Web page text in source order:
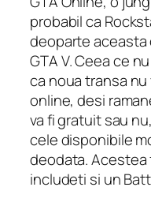
probabil ca
deoparte aceasta
GTA V. Ceea ce
ca noua transa nu
online, desi
va fi gratuit sau
cele disponibile
deodata. Acestea
includeti si un